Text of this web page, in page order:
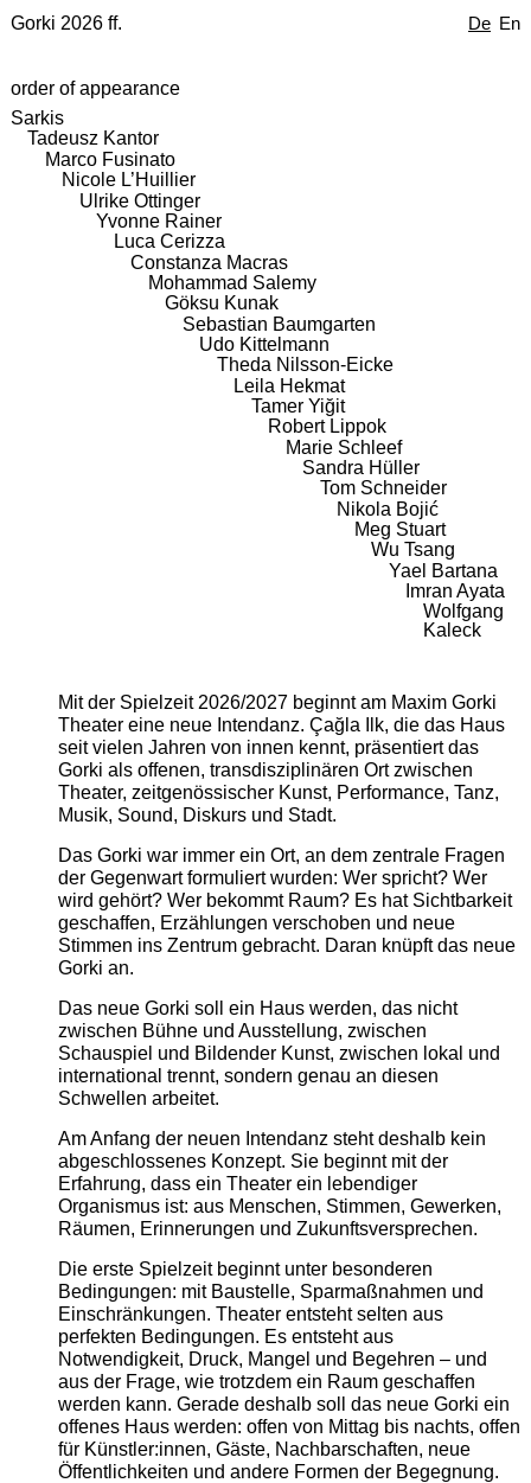
De En
Gorki 2026 ff.
order of appearance
Sarkis
Tadeusz Kantor
Marco Fusinato
Nicole L’Huillier
Ulrike Ottinger
Yvonne Rainer
Luca Cerizza
Constanza Macras
Mohammad Salemy
Göksu Kunak
Sebastian Baumgarten
Udo Kittelmann
Theda Nilsson-Eicke
Leila Hekmat
Tamer Yiğit
Robert Lippok
Marie Schleef
Sandra Hüller
Tom Schneider
Nikola Bojić
Meg Stuart
Wu Tsang
Yael Bartana
Imran Ayata
Wolfgang
Kaleck
Mit der Spielzeit 2026/2027 beginnt am Maxim Gorki
Theater eine neue Intendanz. Çağla Ilk, die das Haus
seit vielen Jahren von innen kennt, präsentiert das
Gorki als offenen, transdisziplinären Ort zwischen
Theater, zeitgenössischer Kunst, Performance, Tanz,
Musik, Sound, Diskurs und Stadt.
Das Gorki war immer ein Ort, an dem zentrale Fragen
der Gegenwart formuliert wurden: Wer spricht? Wer
wird gehört? Wer bekommt Raum? Es hat Sichtbarkeit
geschaffen, Erzählungen verschoben und neue
Stimmen ins Zentrum gebracht. Daran knüpft das neue
Gorki an.
Das neue Gorki soll ein Haus werden, das nicht
zwischen Bühne und Ausstellung, zwischen
Schauspiel und Bildender Kunst, zwischen lokal und
international trennt, sondern genau an diesen
Schwellen arbeitet.
Am Anfang der neuen Intendanz steht deshalb kein
abgeschlossenes Konzept. Sie beginnt mit der
Erfahrung, dass ein Theater ein lebendiger
Organismus ist: aus Menschen, Stimmen, Gewerken,
Räumen, Erinnerungen und Zukunftsversprechen.
Die erste Spielzeit beginnt unter besonderen
Bedingungen: mit Baustelle, Sparmaßnahmen und
Einschränkungen. Theater entsteht selten aus
perfekten Bedingungen. Es entsteht aus
Notwendigkeit, Druck, Mangel und Begehren – und
aus der Frage, wie trotzdem ein Raum geschaffen
werden kann. Gerade deshalb soll das neue Gorki ein
offenes Haus werden: offen von Mittag bis nachts, offen
für Künstler:innen, Gäste, Nachbarschaften, neue
Öffentlichkeiten und andere Formen der Begegnung.